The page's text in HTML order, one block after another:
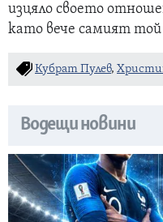
изцяло своето
като вече самият
Кубрат Пулев,
Водещи новини